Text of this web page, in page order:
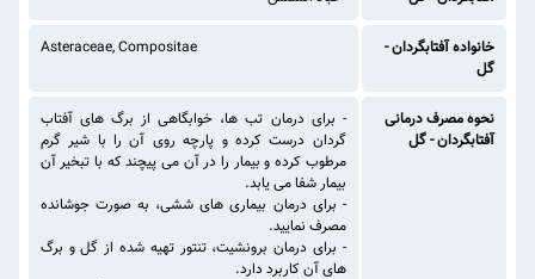
خانواده آفتابگردان -
گل
Asteraceae, Compositae
نحوه مصرف درمانی
آفتابگردان - گل
- برای درمان تب ها، خوابگاهی از برگ های آفتاب
گردان درست کرده و پارچه روی آن را با شیر گرم
مرطوب کرده و بیمار را در آن می پیچند که با تبخیر آن
بیمار شفا می یابد.
- برای درمان بیماری های ششی، به صورت جوشانده
مصرف نمایید.
- برای درمان برونشیت، تنتور تهیه شده از گل و برگ
های آن کاربرد دارد.